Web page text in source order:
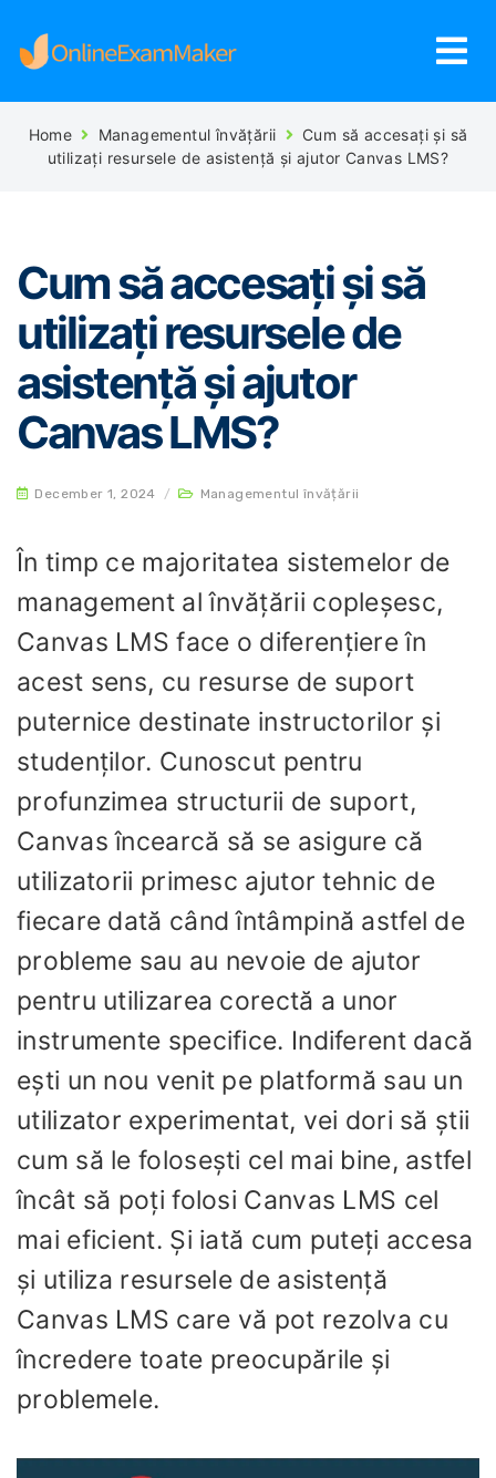
Home Managementul învățării
Cum să accesați și să
utilizați resursele de asistență și ajutor Canvas LMS?
Cum să accesați și să
utilizați resursele de
asistență și ajutor
Canvas LMS?
December 1, 2024 / Managementul învățării
În timp ce majoritatea sistemelor de
management al învățării copleșesc,
Canvas LMS face o diferențiere în
acest sens, cu resurse de suport
puternice destinate instructorilor și
studenților. Cunoscut pentru
profunzimea structurii de suport,
Canvas încearcă să se asigure că
utilizatorii primesc ajutor tehnic de
fiecare dată când întâmpină astfel de
probleme sau au nevoie de ajutor
pentru utilizarea corectă a unor
instrumente specifice. Indiferent dacă
ești un nou venit pe platformă sau un
utilizator experimentat, vei dori să știi
cum să le folosești cel mai bine, astfel
încât să poți folosi Canvas LMS cel
mai eficient. Și iată cum puteți accesa
și utiliza resursele de asistență
Canvas LMS care vă pot rezolva cu
încredere toate preocupările și
problemele.